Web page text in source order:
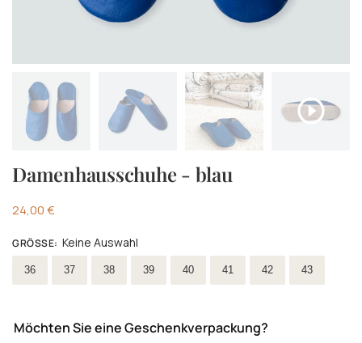
Damenhausschuhe - blau
24,00€
GRÖSSE : Keine Auswahl
Wählen Größe
36 37 38 39 40 41 42 43
Möchten Sie eine Geschenkverpackung?